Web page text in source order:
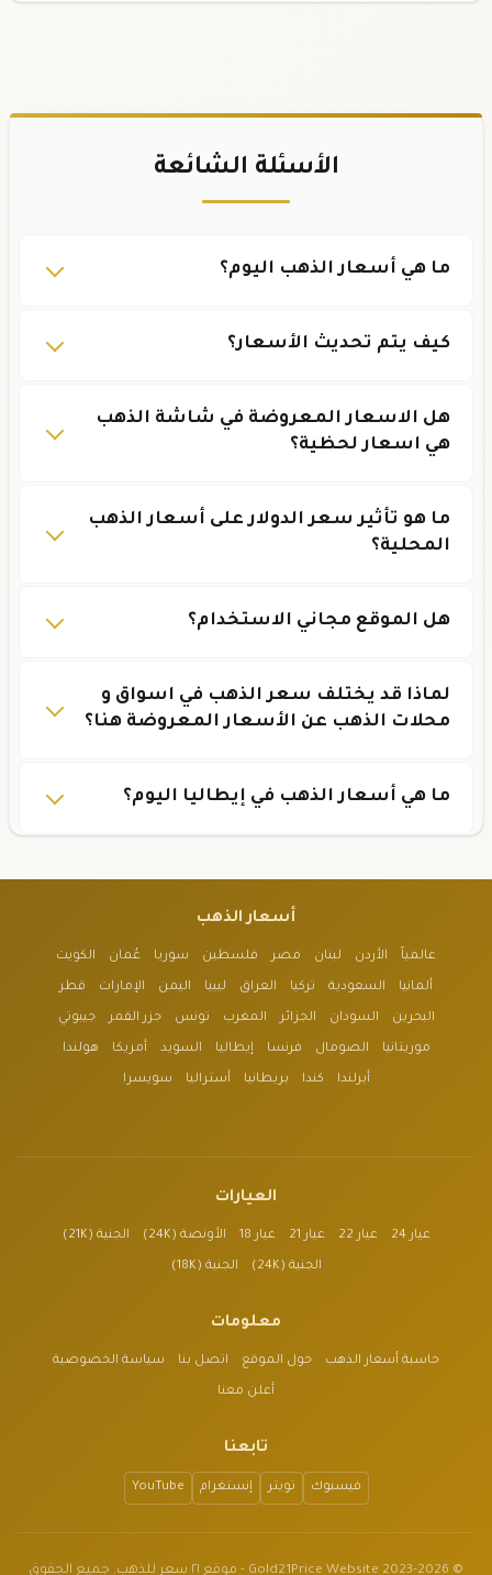
الأسئلة الشائعة
ما هي أسعار الذهب اليوم؟
كيف يتم تحديث الأسعار؟
هل الاسعار المعروضة في شاشة الذهب
هي اسعار لحظية؟
ما هو تأثير سعر الدولار على أسعار الذهب
المحلية؟
هل الموقع مجاني الاستخدام؟
لماذا قد يختلف سعر الذهب في اسواق و
محلات الذهب عن الأسعار المعروضة هنا؟
ما هي أسعار الذهب في إيطاليا اليوم؟
أسعار الذهب
عالمياً الأردن لبنان مصر فلسطين سوريا عُمان الكويت
ألمانيا السعودية تركيا العراق ليبيا اليمن الإمارات قطر
البحرين السودان الجزائر المغرب تونس جزر القمر جيبوتي
موريتانيا الصومال فرنسا إيطاليا السويد أمريكا هولندا
أيرلندا كندا بريطانيا أستراليا سويسرا
العيارات
عيار 24 عيار 22 عيار 21 عيار 18 الأونصة (24K) الجنية (21K)
الجنية (24K) الجنية (18K)
معلومات
حاسبة أسعار الذهب حول الموقع اتصل بنا سياسة الخصوصية
أعلن معنا
تابعنا
فيسبوك تويتر إنستغرام YouTube
© 2023-2026 Gold21Price Website - موقع ٢١ سعر للذهب. جميع الحقوق